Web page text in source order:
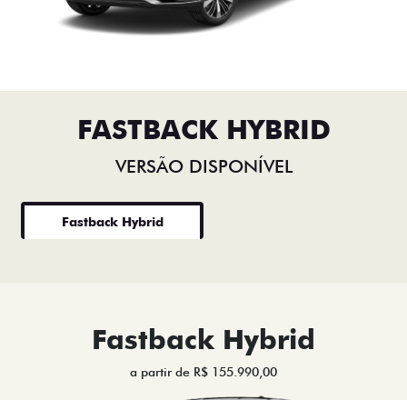
FASTBACK HYBRID
VERSÃO DISPONÍVEL
Fastback Hybrid
Fastback Hybrid
a partir de R$ 155.990,00